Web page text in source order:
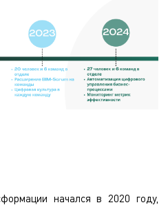
начался в 2020 году,